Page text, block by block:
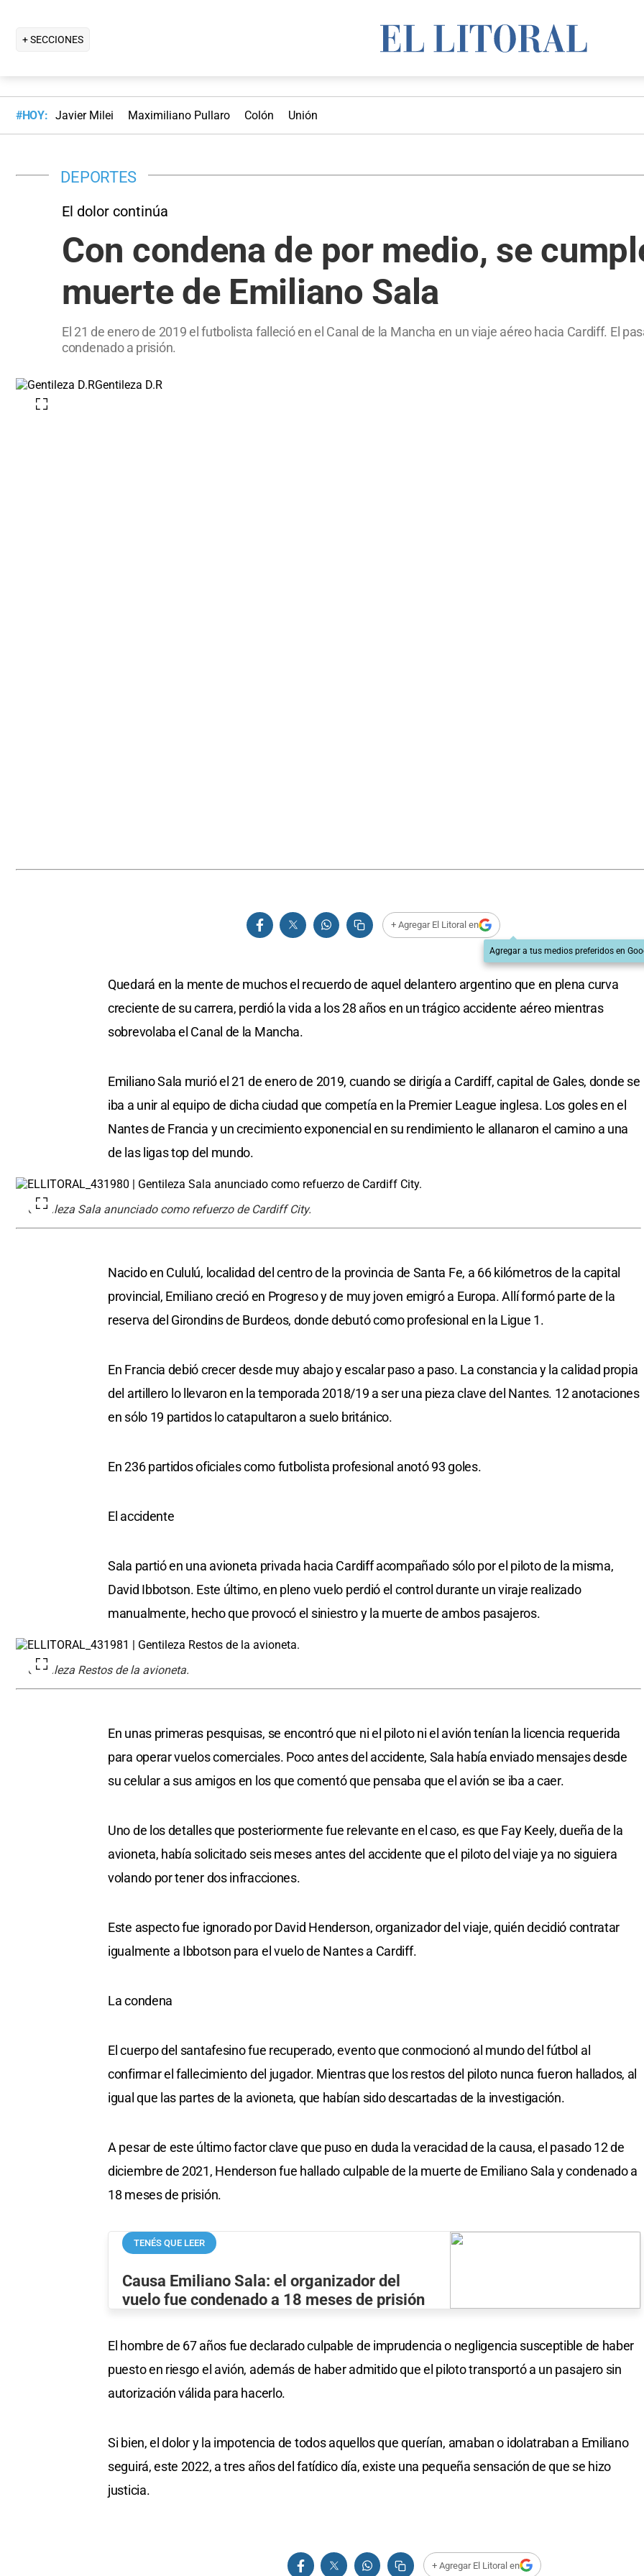
+ SECCIONES
#HOY: Javier Milei Maximiliano Pullaro Colón Unión
DEPORTES
El dolor continúa
Con condena de por medio, se
muerte de Emiliano Sala
El 21 de enero de 2019 el futbolista falleció en el Canal de la Mancha en un viaje aéreo hacia Cardiff. El
condenado a prisión.
Gentileza D.R
+ Agregar El Litoral en
Agregar a tus medios preferidos en
Quedará en la mente de muchos el recuerdo de aquel delantero argentino que en plena curva
creciente de su carrera, perdió la vida a los 28 años en un trágico accidente aéreo mientras
sobrevolaba el Canal de la Mancha.
Emiliano Sala murió el 21 de enero de 2019, cuando se dirigía a Cardiff, capital de Gales, donde se
iba a unir al equipo de dicha ciudad que competía en la Premier League inglesa. Los goles en el
Nantes de Francia y un crecimiento exponencial en su rendimiento le allanaron el camino a una
de las ligas top del mundo.
Gentileza Sala anunciado como refuerzo de Cardiff City.
Nacido en Cululú, localidad del centro de la provincia de Santa Fe, a 66 kilómetros de la capital
provincial, Emiliano creció en Progreso y de muy joven emigró a Europa. Allí formó parte de la
reserva del Girondins de Burdeos, donde debutó como profesional en la Ligue 1.
En Francia debió crecer desde muy abajo y escalar paso a paso. La constancia y la calidad propia
del artillero lo llevaron en la temporada 2018/19 a ser una pieza clave del Nantes. 12 anotaciones
en sólo 19 partidos lo catapultaron a suelo británico.
En 236 partidos oficiales como futbolista profesional anotó 93 goles.
El accidente
Sala partió en una avioneta privada hacia Cardiff acompañado sólo por el piloto de la misma,
David Ibbotson. Este último, en pleno vuelo perdió el control durante un viraje realizado
manualmente, hecho que provocó el siniestro y la muerte de ambos pasajeros.
Gentileza Restos de la avioneta.
En unas primeras pesquisas, se encontró que ni el piloto ni el avión tenían la licencia requerida
para operar vuelos comerciales. Poco antes del accidente, Sala había enviado mensajes desde
su celular a sus amigos en los que comentó que pensaba que el avión se iba a caer.
Uno de los detalles que posteriormente fue relevante en el caso, es que Fay Keely, dueña de la
avioneta, había solicitado seis meses antes del accidente que el piloto del viaje ya no siguiera
volando por tener dos infracciones.
Este aspecto fue ignorado por David Henderson, organizador del viaje, quién decidió contratar
igualmente a Ibbotson para el vuelo de Nantes a Cardiff.
La condena
El cuerpo del santafesino fue recuperado, evento que conmocionó al mundo del fútbol al
confirmar el fallecimiento del jugador. Mientras que los restos del piloto nunca fueron hallados, al
igual que las partes de la avioneta, que habían sido descartadas de la investigación.
A pesar de este último factor clave que puso en duda la veracidad de la causa, el pasado 12 de
diciembre de 2021, Henderson fue hallado culpable de la muerte de Emiliano Sala y condenado a
18 meses de prisión.
TENÉS QUE LEER
Causa Emiliano Sala: el organizador del
vuelo fue condenado a 18 meses de prisión
El hombre de 67 años fue declarado culpable de imprudencia o negligencia susceptible de haber
puesto en riesgo el avión, además de haber admitido que el piloto transportó a un pasajero sin
autorización válida para hacerlo.
Si bien, el dolor y la impotencia de todos aquellos que querían, amaban o idolatraban a Emiliano
seguirá, este 2022, a tres años del fatídico día, existe una pequeña sensación de que se hizo
justicia.
+ Agregar El Litoral en